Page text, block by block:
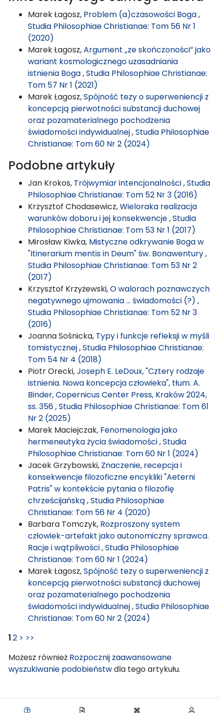
Marek Łagosz, Problem (a)czasowości Boga,
Studia Philosophiae Christianae: Tom 56 Nr 1
(2020)
Marek Łagosz,Argument „ze skończoności” jako
wariant kosmologicznego uzasadniania
istnienia Boga,Studia Philosophiae Christianae:
Tom 57 Nr 1 (2021)
Marek Łagosz,Spójność tezy o superweniencji z
koncepcją pierwotności substancji duchowej
oraz pozamaterialnego pochodzenia
świadomości indywidualnej,Studia Philosophiae
Christianae: Tom 60 Nr 2 (2024)
Podobne artykuły
Jan Krokos, Trójwymiar intencjonalności,Studia
Philosophiae Christianae: Tom 52 Nr 3 (2016)
Krzysztof Chodasewicz,Wieloraka realizacja
warunków doboru i jej konsekwencje,Studia
Philosophiae Christianae: Tom 53 Nr 1 (2017)
Mirosław Kiwka, Mistyczne odkrywanie Boga w
"Itinerarium mentis in Deum" św. Bonawentury,
Studia Philosophiae Christianae: Tom 53 Nr 2
(2017)
Krzysztof Krzyżewski,O walorach poznawczych
negatywnego ujmowania … świadomości (?) ,
Studia Philosophiae Christianae: Tom 52 Nr 3
(2016)
Joanna Sośnicka, Typy i funkcje refleksji w myśli
tomistycznej,Studia Philosophiae Christianae:
Tom 54 Nr 4 (2018)
Piotr Orecki,Joseph E. LeDoux, "Cztery rodzaje
istnienia. Nowa koncepcja człowieka", tłum. A.
Binder, Copernicus Center Press, Kraków 2024,
ss. 356,Studia Philosophiae Christianae: Tom 61
Nr 2 (2025)
Marek Maciejczak, Fenomenologia jako
hermeneutyka życia świadomości,Studia
Philosophiae Christianae: Tom 60 Nr 1 (2024)
Jacek Grzybowski, Znaczenie, recepcja i
konsekwencje filozoficzne encykliki "Aeterni
Patris" w kontekście pytania o filozofię
chrześcijańską ,Studia Philosophiae
Christianae: Tom 56 Nr 4 (2020)
Barbara Tomczyk, Rozproszony system
człowiek-artefakt jako autonomiczny sprawca.
Racje i wątpliwości,Studia Philosophiae
Christianae: Tom 60 Nr 1 (2024)
Marek Łagosz,Spójność tezy o superweniencji z
koncepcją pierwotności substancji duchowej
oraz pozamaterialnego pochodzenia
świadomości indywidualnej,Studia Philosophiae
Christianae: Tom 60 Nr 2 (2024)
12 > >>
Możesz również Rozpocznij zaawansowane
wyszukiwanie podobieństwdla tego artykułu.